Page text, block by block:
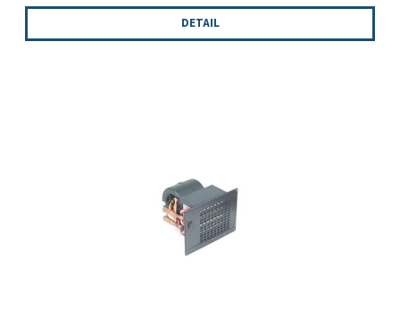
DETAIL
pomoci s výběrem, neváhejte se na nás obrátit!...